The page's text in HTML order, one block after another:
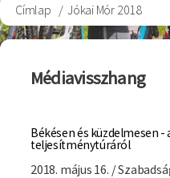
Morzsa
Címlap Jókai Mór 2018
Médiavisszhang
Békésen és küzdelmesen -
teljesítménytúráról
2018. május 16. /